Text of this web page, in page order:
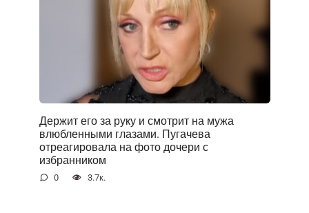
Держит его за руку и смотрит на мужа
влюбленными глазами. Пугачева
отреагировала на фото дочери с
избранником
0 3.7к.